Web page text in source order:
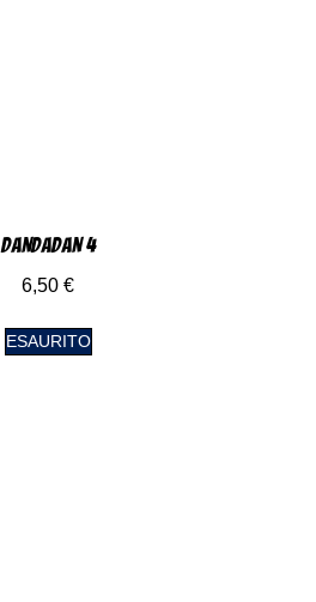
DanDaDan 4
6,50 €
ESAURITO